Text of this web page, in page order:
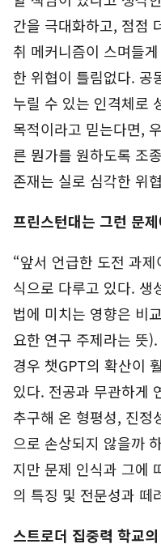
간을 극대화하고, 점점
취 메커니즘이 스며들
한 위협이 틀림없다. 공
누릴 수 있는 인격체로
목적이라고 믿는다면,
른 뭔가를 원하도록 조
존재는 실로 심각한 위
프린스턴대는 그런 문
“앞서 언급한 도전 과
식으로 다루고 있다. 생
법에 미치는 영향은 비
요한 연구 주제라는 뜻
경우 챗GPT의 확산이
있다. 전공과 무관하게
추구해 온 형평성, 진정
으로 손상되지 않을까
지만 문제 인식과 그에
의 특징 및 전문성과 떼
스트로더 집중력 학교